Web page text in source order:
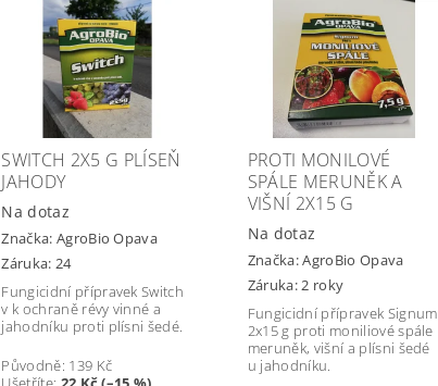
SWITCH 2X5 G PLÍSEŇ
JAHODY
Na dotaz
Značka: AgroBio Opava
Záruka: 24
Fungicidní přípravek Switch
v k ochraně révy vinné a
jahodníku proti plísni šedé.
Původně: 139 Kč
PROTI MONILOVÉ
SPÁLE MERUNĚK A
VIŠNÍ 2X15 G
Na dotaz
Značka:AgroBio Opava
Záruka: 2 roky
Fungicidní přípravek Signum
2x15 g proti moniliové spále
meruněk, višní a plísni šedé
u jahodníku.